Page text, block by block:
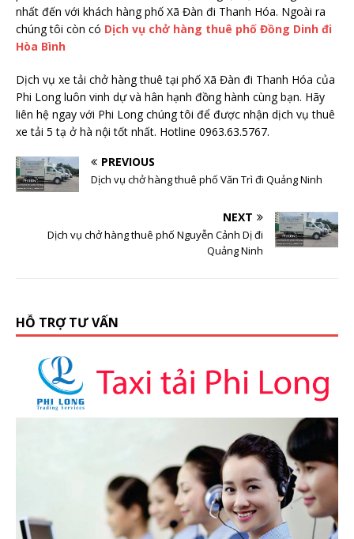
nhất đến với khách hàng phố Xã Đàn đi Thanh Hóa. Ngoài ra
chúng tôi còn có Dịch vụ chở hàng thuê phố Đồng Dinh đi
Hòa Bình
Dịch vụ xe tải chở hàng thuê tại phố Xã Đàn đi Thanh Hóa của
Phi Long luôn vinh dự và hân hạnh đồng hành cùng bạn. Hãy
liên hệ ngay với Phi Long chúng tôi để được nhận dịch vụ thuê
xe tải 5 tạ ở hà nội tốt nhất. Hotline 0963.63.5767.
PREVIOUS
Dịch vụ chở hàng thuê phố Văn Trì đi Quảng Ninh
NEXT
Dịch vụ chở hàng thuê phố Nguyễn Cảnh Dị đi
Quảng Ninh
HỖ TRỢ TƯ VẤN